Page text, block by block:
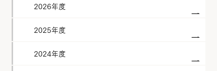
2026年度
2025年度
2024年度